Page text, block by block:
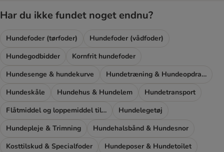
Har du ikke fundet noget endnu?
Hundefoder (tørfoder)
Hundefoder (vådfoder)
Hundegodbidder
Kornfrit hundefoder
Hundesenge & hundekurve
Hundetræning & Hundeopdragelse
Hundeskåle
Hundehus & Hundelem
Hundetransport
Flåtmiddel og loppemiddel til hunde
Hundelegetøj
Hundepleje & Trimning
Hundehalsbånd & Hundesnor
Kosttilskud & Specialfoder
Hundeposer & Hundetoilet